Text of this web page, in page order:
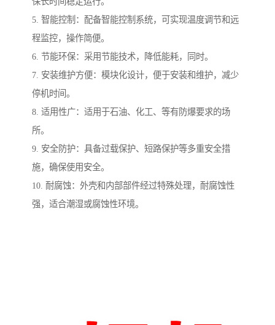
5. 智能控制：配备智能控制系统，可实现温度调节和远
程监控，操作简便。
6. 节能环保：采用节能技术，降低能耗，同时。
7. 安装维护方便：模块化设计，便于安装和维护，减少
停机时间。
8. 适用性广：适用于石油、化工、等有防爆要求的场
所。
9. 安全防护：具备过载保护、短路保护等多重安全措
施，确保使用安全。
10. 耐腐蚀：外壳和内部部件经过特殊处理，耐腐蚀性
强，适合潮湿或腐蚀性环境。